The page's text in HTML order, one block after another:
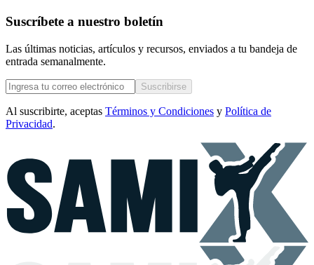
Suscríbete a nuestro boletín
Las últimas noticias, artículos y recursos, enviados a tu bandeja de
entrada semanalmente.
Suscribirse
Al suscribirte, aceptas Términos y Condiciones y Política de
Privacidad.